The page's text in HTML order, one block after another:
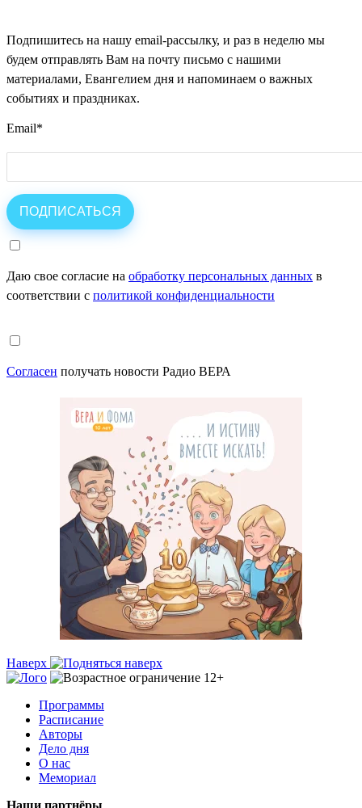
Подпишитесь на нашу email-рассылку, и раз в неделю мы
будем отправлять Вам на почту письмо с нашими
материалами, Евангелием дня и напоминаем о важных
событиях и праздниках.
Email*
Даю свое согласие на обработку персональных данных в
соответствии с политикой конфиденциальности
Согласен получать новости Радио ВЕРА
Наверх
Программы
Расписание
Авторы
Дело дня
О нас
Мемориал
Наши партнёры